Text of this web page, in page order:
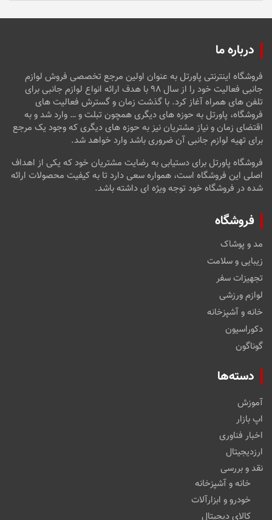
درباره ما
فروشگاه اینترنتی پاورتل به عنوان اولین مرجع تخصصی فروش لوازم
جانبی فعالیت خود را از سال ۹۸ با هدف ارائه انواع لوازم جانبی برای
تلفن های همراه آغاز کرد. با گذشت زمان و گسترش فعالیت های
فروشگاه، پاورتل به حوزه های دیگری همچون تبلت و … وارد شد و به
اقتضای زمان و نیاز مشتریان نیز به حوزه های دیگری که وجود یک مرجع
برای تهیه لوازم جانبی آن ضروری باشد وارد خواهد شد.
فروشگاه پاورتل برای دستیابی به رضایت مشتریان خود که یکی از اهداف
اصلی این فروشگاه است، همواره سعی دارد تا به کیفیت محصولات ارائه
شده در فروشگاه خود توجه ویژه ای داشته باشد.
فروشگاه
مد و پوشاک
زیبایی و سلامت
تجهیزات سفر
لوازم ورزشی
خانه و آشپزخانه
دکوراسیون
گوناگون
دسته‌ها
آموزش
اپ بازار
اخبار فناوری
ارزدیجیتال
نقد و بررسی
خانه و آشپزخانه
خودرو و ابزارآلات
کالای دیجیتال